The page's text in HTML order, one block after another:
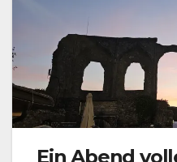
Ein Abend